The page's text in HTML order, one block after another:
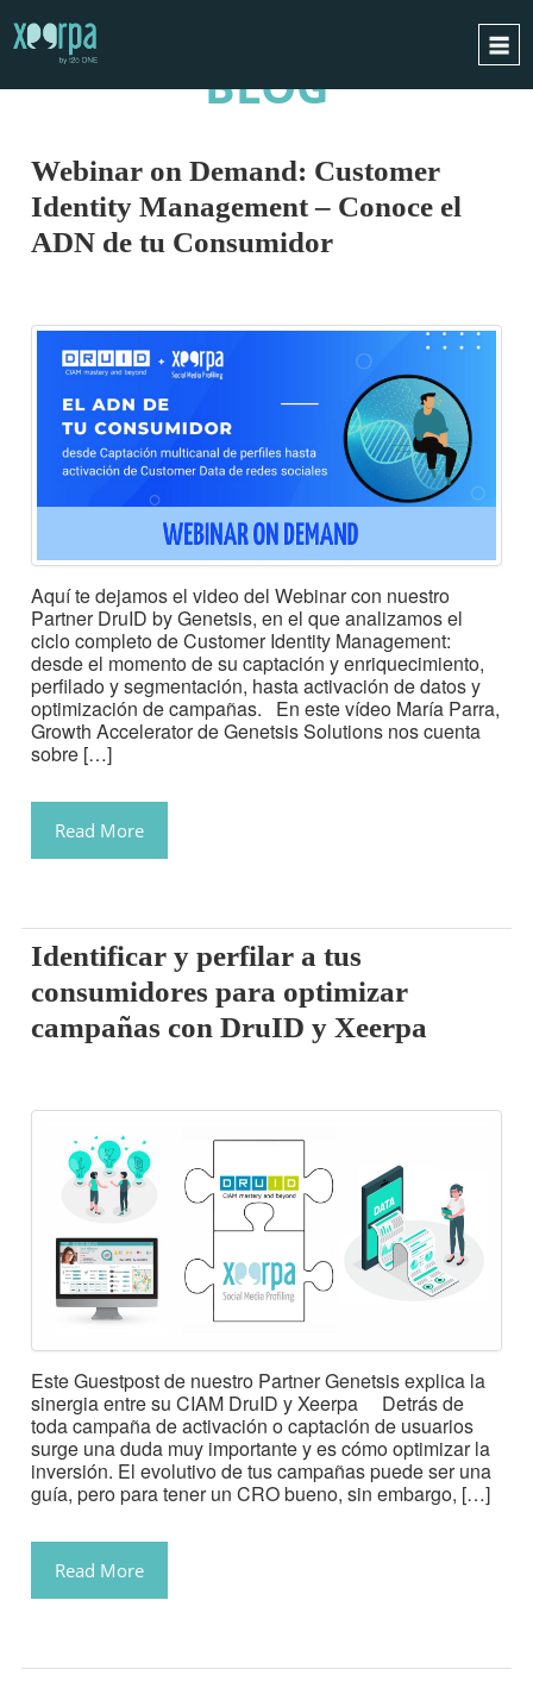
INTEGRACIONES
CASOS DE ÉXITO
CONTACTO
PIDE UNA DEMO
ESPAÑOL
BLOG
Webinar on Demand: Customer
Identity Management – Conoce el
ADN de tu Consumidor
Aquí te dejamos el video del Webinar con nuestro
Partner DruID by Genetsis, en el que analizamos el
ciclo completo de Customer Identity Management:
desde el momento de su captación y enriquecimiento,
perfilado y segmentación, hasta activación de datos y
optimización de campañas. En este vídeo María Parra,
Growth Accelerator de Genetsis Solutions nos cuenta
sobre […]
Read More
Identificar y perfilar a tus
consumidores para optimizar
campañas con DruID y Xeerpa
Este Guestpost de nuestro Partner Genetsis explica la
sinergia entre su CIAM DruID y Xeerpa Detrás de
toda campaña de activación o captación de usuarios
surge una duda muy importante y es cómo optimizar la
inversión. El evolutivo de tus campañas puede ser una
guía, pero para tener un CRO bueno, sin embargo, […]
Read More